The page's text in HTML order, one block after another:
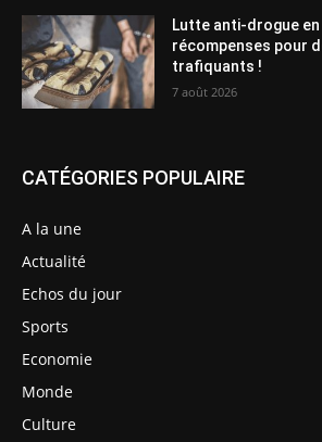
Lutte anti-drogue en
récompenses pour
trafiquants !
7 août 2026
CATÉGORIES POPULAIRE
A la une
Actualité
Echos du jour
Sports
Economie
Monde
Culture